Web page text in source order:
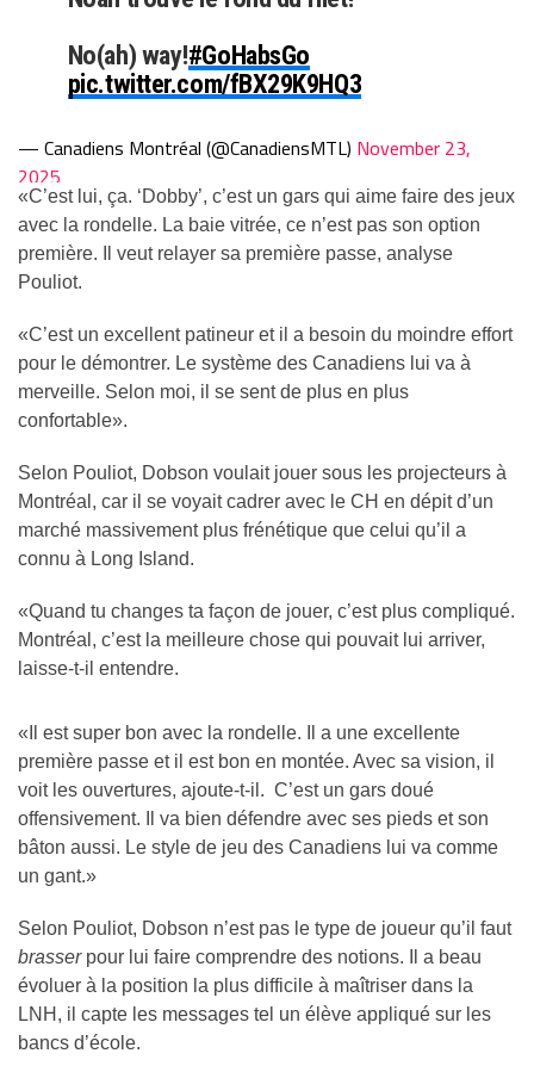
No(ah) way!#GoHabsGo
pic.twitter.com/fBX29K9HQ3
— Canadiens Montréal (@CanadiensMTL) November 23,
2025
«C’est lui, ça. ‘Dobby’, c’est un gars qui aime faire des jeux
avec la rondelle. La baie vitrée, ce n’est pas son option
première. Il veut relayer sa première passe, analyse
Pouliot.
«C’est un excellent patineur et il a besoin du moindre effort
pour le démontrer. Le système des Canadiens lui va à
merveille. Selon moi, il se sent de plus en plus
confortable».
Selon Pouliot, Dobson voulait jouer sous les projecteurs à
Montréal, car il se voyait cadrer avec le CH en dépit d’un
marché massivement plus frénétique que celui qu’il a
connu à Long Island.
«Quand tu changes ta façon de jouer, c’est plus compliqué.
Montréal, c’est la meilleure chose qui pouvait lui arriver,
laisse-t-il entendre.
«Il est super bon avec la rondelle. Il a une excellente
première passe et il est bon en montée. Avec sa vision, il
voit les ouvertures, ajoute-t-il. C’est un gars doué
offensivement. Il va bien défendre avec ses pieds et son
bâton aussi. Le style de jeu des Canadiens lui va comme
un gant.»
Selon Pouliot, Dobson n’est pas le type de joueur qu’il faut
brasserpour lui faire comprendre des notions. Il a beau
évoluer à la position la plus difficile à maîtriser dans la
LNH, il capte les messages tel un élève appliqué sur les
bancs d’école.